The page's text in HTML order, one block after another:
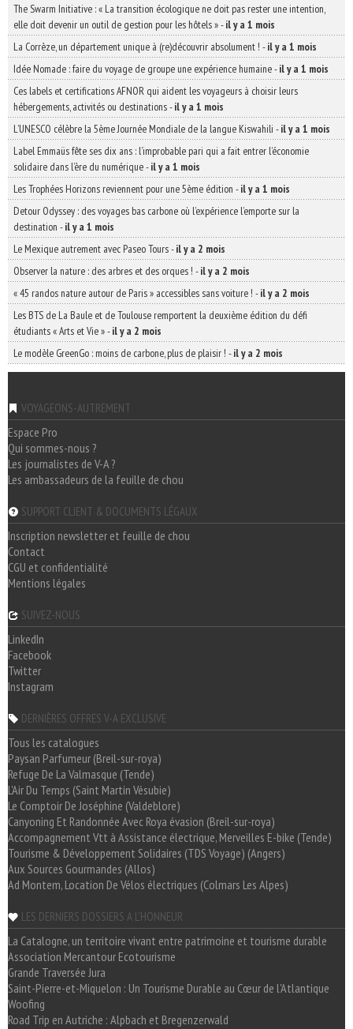
The Swarm Initiative : « La transition écologique ne doit pas rester une intention,
elle doit devenir un outil de gestion pour les hôtels »-il y a 1 mois
La Corrèze, un département unique à (re)découvrir absolument ! -il y a 1 mois
Idée Nomade : faire du voyage de groupe une expérience humaine-il y a 1 mois
Ces labels et certifications AFNOR qui aident les voyageurs à choisir leurs
hébergements, activités ou destinations-il y a 1 mois
L’UNESCO célèbre la 5ème Journée Mondiale de la langue Kiswahili -il y a 1 mois
Label Emmaüs fête ses dix ans : l’improbable pari qui a fait entrer l’économie
solidaire dans l’ère du numérique-il y a 1 mois
Les Trophées Horizons reviennent pour une 5ème édition -il y a 1 mois
Detour Odyssey : des voyages bas carbone où l’expérience l’emporte sur la
destination -il y a 1 mois
Le Mexique autrement avec Paseo Tours-il y a 2 mois
Observer la nature : des arbres et des orques ! -il y a 2 mois
« 45 randos nature autour de Paris » accessibles sans voiture ! -il y a 2 mois
Les BTS de La Baule et de Toulouse remportent la deuxième édition du défi
étudiants « Arts et Vie »-il y a 2 mois
Le modèle GreenGo : moins de carbone, plus de plaisir ! -il y a 2 mois
VOYAGEONS-AUTREMENT
Espace Pro
Qui sommes-nous ?
Les journalistes de V-A ?
Les ambassadeurs de la feuille de chou
SUPPORT CLIENT & DOCUMENTS LÉGAUX
Inscription newsletter et feuille de chou
Contact
CGU et confidentialité
Mentions légales
SUIVEZ-NOUS
LinkedIn
Facebook
Twitter
Instagram
DERNIÈRES OFFRES V-A EXCLUSIVE
Tous les catalogues
Paysan Parfumeur (Breil-sur-roya)
Refuge De La Valmasque (Tende)
L'Air Du Temps (Saint Martin Vésubie)
Le Comptoir De Joséphine (Valdeblore)
Canyoning Et Randonnée Avec Roya évasion (Breil-sur-roya)
Accompagnement Vtt à Assistance électrique, Merveilles E-bike (Tende)
Tourisme & Développement Solidaires (TDS Voyage) (Angers)
Aux Sources Gourmandes (Allos)
Ad Montem, Location De Vélos électriques (Colmars Les Alpes)
LES DERNIERS DOSSIERS A L'HONNEUR
La Catalogne, un territoire vivant entre patrimoine et tourisme durable
Association Mercantour Ecotourisme
Grande Traversée Jura
Saint-Pierre-et-Miquelon : Un Tourisme Durable au Cœur de l'Atlantique
Woofing
Road Trip en Autriche : Alpbach et Bregenzerwald